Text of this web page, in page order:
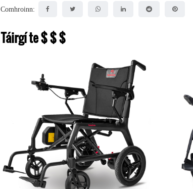
Comhroinn:
Táirgí te $ $ $